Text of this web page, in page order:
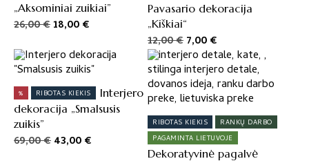
„Aksominiai zuikiai”
26,00€Original
was:
26,00 €.
18,00€
is:
18,00 €.
Pavasario dekoracija
„Kiškiai“
12,00€Original
price
was:
12,00 €.
7,00€
price
is:
7,00 €.
% RIBOTAS KIEKIS
Interjero
dekoracija „Smalsusis
zuikis”
69,00€Original
43,00€
RIBOTAS KIEKIS
RANKŲ DARBO
PAGAMINTA LIETUVOJE
Dekoratyvinė pagalvė